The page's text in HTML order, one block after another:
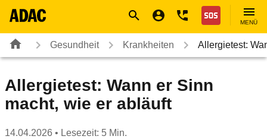
Nothilfe
MENÜ
Gesundheit Krankheiten Allergietest:
Allergietest: Wann er Sinn
macht, wie er abläuft
14.04.2026 • Lesezeit: 5 Min.